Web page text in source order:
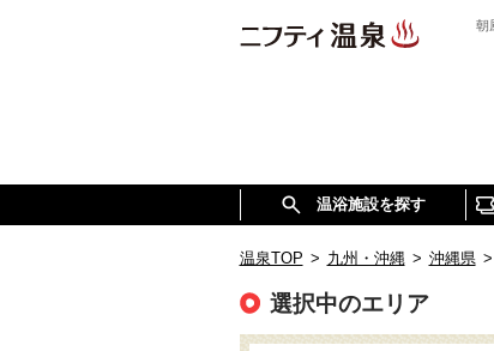
朝
温浴施設を探す
温泉TOP > 九州・沖縄 > 沖縄県 >
選択中のエリア